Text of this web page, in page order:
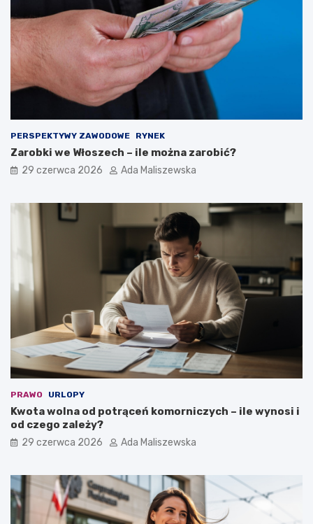
PERSPEKTYWY ZAWODOWE RYNEK
Zarobki we Włoszech – ile można zarobić?
29 czerwca 2026 Ada Maliszewska
PRAWO URLOPY
Kwota wolna od potrąceń komorniczych – ile wynosi i
od czego zależy?
29 czerwca 2026 Ada Maliszewska